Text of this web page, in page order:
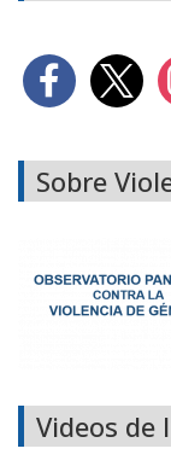
Sobre
Videos de